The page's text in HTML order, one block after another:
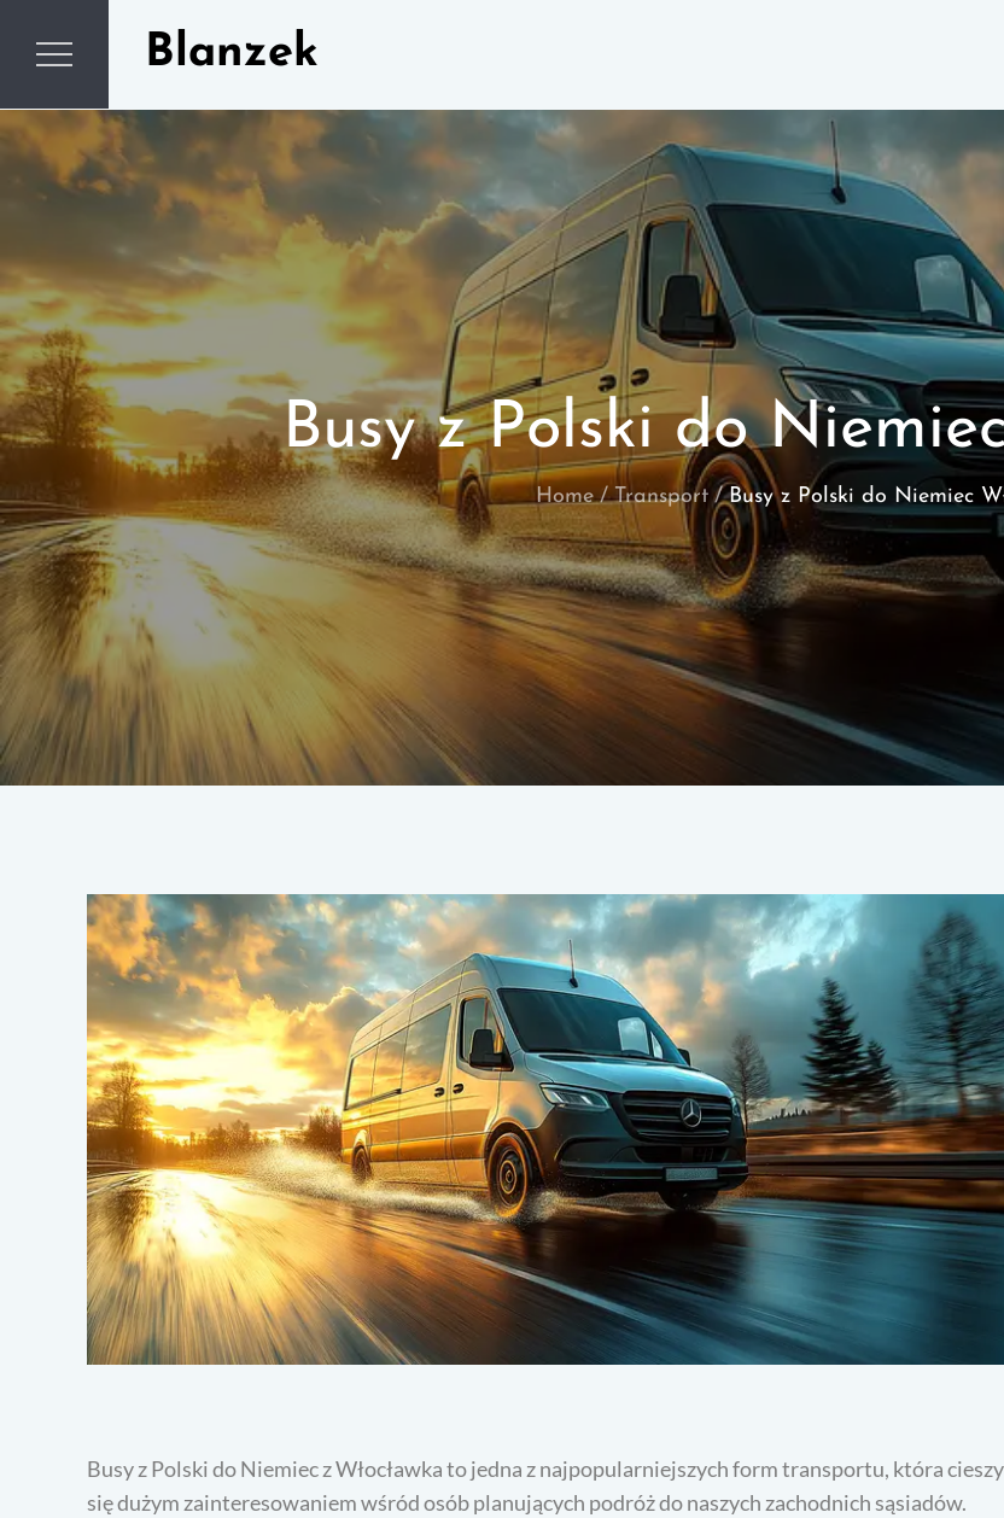
Blanzek
Busy z Polski do Niemiec
Home Transport Busy z Polski do Niemiec
Busy z Polski do Niemiec z Włocławka to jedna z najpopularniejszych form transportu, która cieszy
się dużym zainteresowaniem wśród osób planujących podróż do naszych zachodnich sąsiadów.